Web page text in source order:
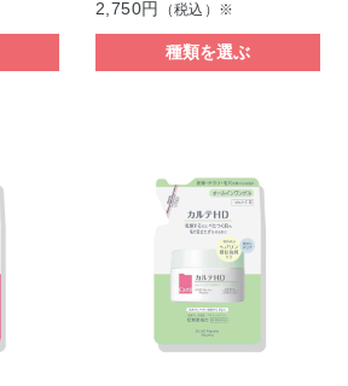
2,750円
（税込）※
種類を選ぶ